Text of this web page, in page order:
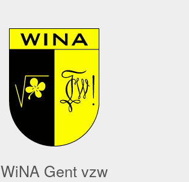
WiNA Gent vzw